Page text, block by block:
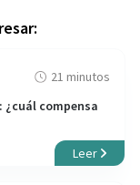
21 minutos
¿cuál compensa
Leer